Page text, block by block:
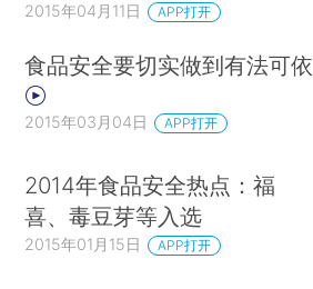
2015年04月11日 APP打开
食品安全要切实做到有法可依
2015年03月04日 APP打开
2014年食品安全热点：福
喜、毒豆芽等入选
2015年01月15日 APP打开